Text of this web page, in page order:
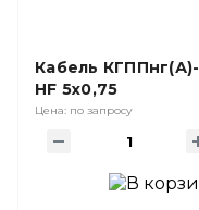
Кабель КГППнг(А)-
HF 5х0,75
Цена: по запросу